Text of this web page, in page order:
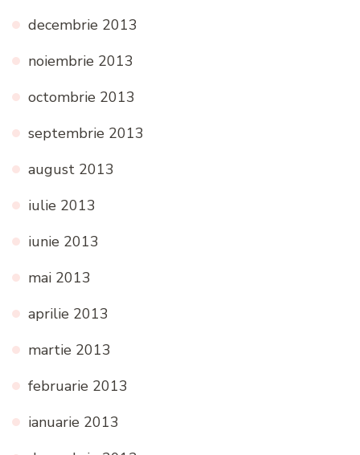
decembrie 2013
noiembrie 2013
octombrie 2013
septembrie 2013
august 2013
iulie 2013
iunie 2013
mai 2013
aprilie 2013
martie 2013
februarie 2013
ianuarie 2013